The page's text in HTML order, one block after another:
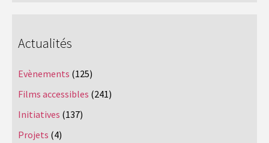
Actualités
Evènements (125)
Films accessibles (241)
Initiatives (137)
Projets (4)